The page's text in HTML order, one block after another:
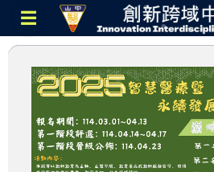
跳
到
主
要
容
區
☰